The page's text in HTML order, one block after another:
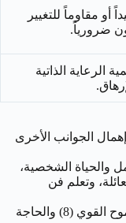
أو مقاوماً للتغيير
ضرورياً.
الرعاية الذاتية
الجوانب الأخرى
والحياة الشخصية،
وتعلم فن
صعوبة تحقيق التوازن بين الطموح القوي (8) والحاجة